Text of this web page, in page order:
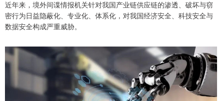
近年来，境外间谍情报机关针对我国产业链供应链的渗透、破坏与窃
密行为日益隐蔽化、专业化、体系化，对我国经济安全、科技安全与
数据安全构成严重威胁。